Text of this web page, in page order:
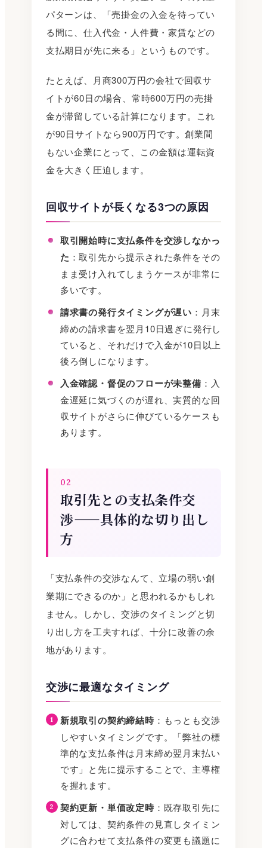
パターンは、「売掛金の入金を待ってい
る間に、仕入代金・人件費・家賃などの
支払期日が先に来る」というものです。
たとえば、月商300万円の会社で回収サ
イトが60日の場合、常時600万円の売掛
金が滞留している計算になります。これ
が90日サイトなら900万円です。創業間
もない企業にとって、この金額は運転資
金を大きく圧迫します。
回収サイトが長くなる3つの原因
取引開始時に支払条件を交渉しなかっ
た ：取引先から提示された条件をその
まま受け入れてしまうケースが非常に
多いです。
請求書の発行タイミングが遅い ：月末
締めの請求書を翌月10日過ぎに発行し
ていると、それだけで入金が10日以上
後ろ倒しになります。
入金確認・督促のフローが未整備 ：入
金遅延に気づくのが遅れ、実質的な回
収サイトがさらに伸びているケースも
あります。
02
取引先との支払条件交
渉——具体的な切り出し
方
「支払条件の交渉なんて、立場の弱い創
業期にできるのか」と思われるかもしれ
ません。しかし、交渉のタイミングと切
り出し方を工夫すれば、十分に改善の余
地があります。
交渉に最適なタイミング
新規取引の契約締結時：もっとも交渉
しやすいタイミングです。「弊社の標
準的な支払条件は月末締め翌月末払い
です」と先に提示することで、主導権
を握れます。
契約更新・単価改定時：既存取引先に
対しては、契約条件の見直しタイミン
グに合わせて支払条件の変更も議題に